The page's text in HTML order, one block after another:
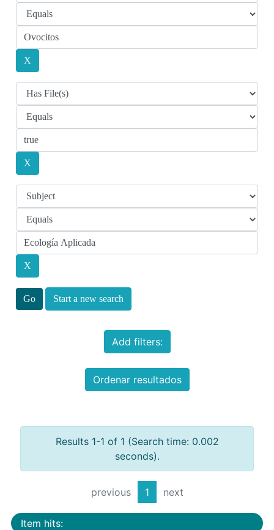
Start a new search
Add filters:
Ordenar resultados
Results 1-1 of 1 (Search time: 0.002
seconds).
previous 1 next
Item hits: